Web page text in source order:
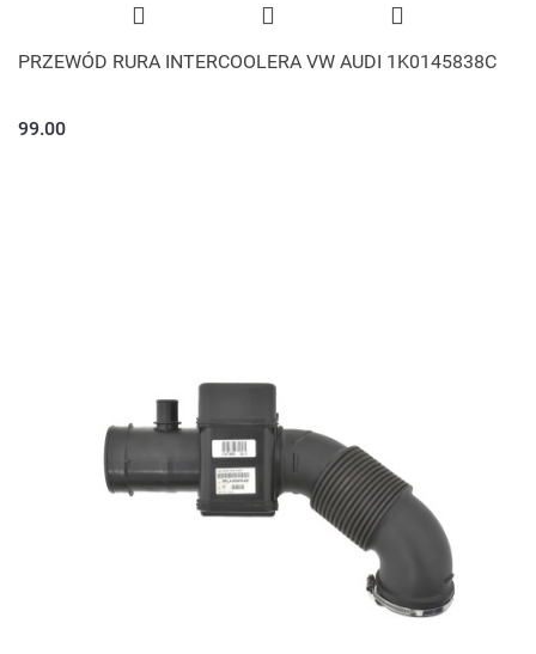
PRZEWÓD RURA INTERCOOLERA VW AUDI 1K0145838C
99.00